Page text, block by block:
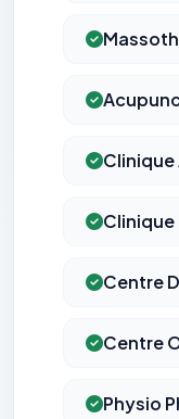
Centre
Centre
Physio